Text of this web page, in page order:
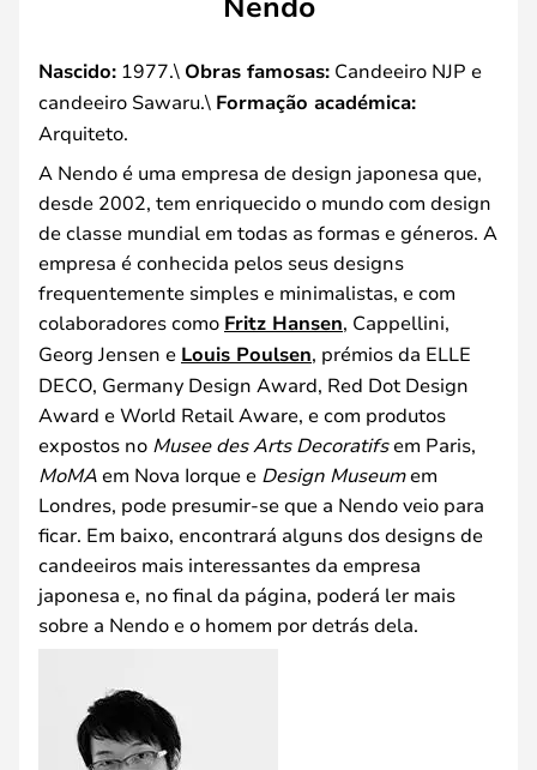
Nascido: 1977.\ Obras famosas: Candeeiro NJP e
candeeiro Sawaru.\ Formação académica:
Arquiteto.
A Nendo é uma empresa de design japonesa que,
desde 2002, tem enriquecido o mundo com design
de classe mundial em todas as formas e géneros. A
empresa é conhecida pelos seus designs
frequentemente simples e minimalistas, e com
colaboradores como Fritz Hansen, Cappellini,
Georg Jensen e Louis Poulsen, prémios da ELLE
DECO, Germany Design Award, Red Dot Design
Award e World Retail Aware, e com produtos
expostos no Musee des Arts Decoratifsem Paris,
MoMAem Nova Iorque e Design Museumem
Londres, pode presumir-se que a Nendo veio para
ficar. Em baixo, encontrará alguns dos designs de
candeeiros mais interessantes da empresa
japonesa e, no final da página, poderá ler mais
sobre a Nendo e o homem por detrás dela.